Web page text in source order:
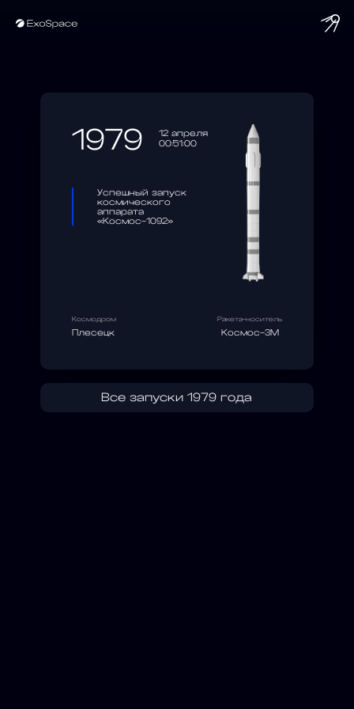
1979
12 апреля
00:51:00
Успешный запуск
космического
аппарата
«Космос-1092»
Космодром
Плесецк
Ракета-носитель
Космос-3М
Все запуски 1979 года